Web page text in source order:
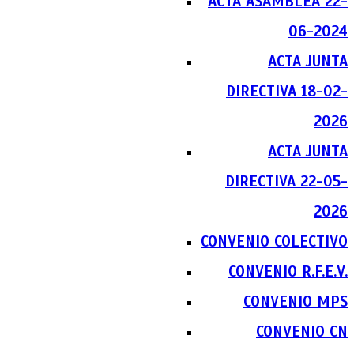
06-2024
ACTA JUNTA
DIRECTIVA 18-02-
2026
ACTA JUNTA
DIRECTIVA 22-05-
2026
CONVENIO COLECTIVO
CONVENIO R.F.E.V.
CONVENIO MPS
CONVENIO CN